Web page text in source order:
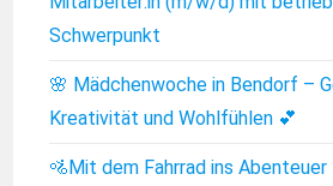
Schwerpunkt
🌸 Mädchenwoche in Bendorf –
Kreativität und Wohlfühlen 💕
🚵Mit dem Fahrrad ins